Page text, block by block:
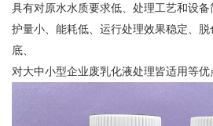
具有对原水水质要求低、处理工艺和设
护量小、能耗低、运行处理效果稳定、
底、
对大中小型企业废乳化液处理皆适用等优